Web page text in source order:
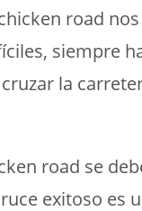
road
siempre
la
road se
exitoso